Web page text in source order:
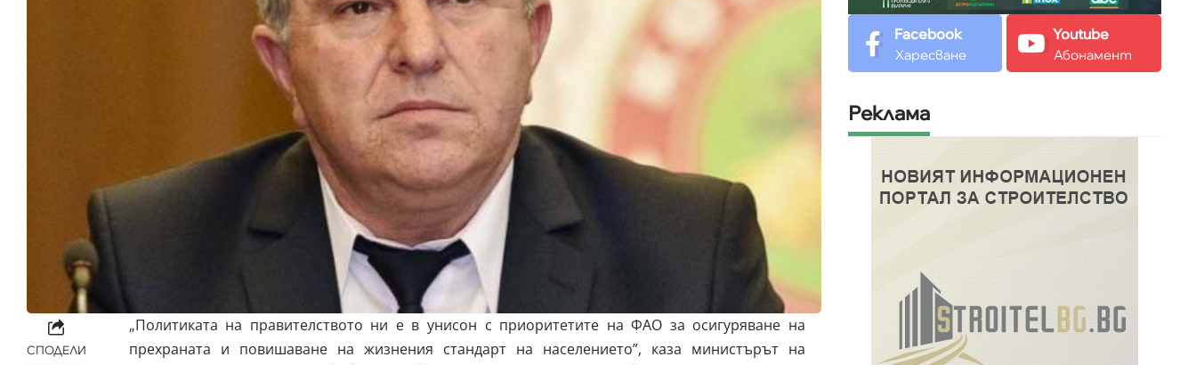
СПОДЕЛИ
„Политиката на правителството ни е в унисон с приоритетите на ФАО за осигуряване на
прехраната и повишаване на жизнения стандарт на населението”, каза министърът на
Facebook
Харесване
Youtube
Абонамент
Реклама